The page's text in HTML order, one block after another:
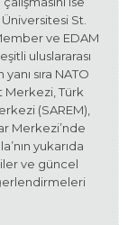
St.
ve EDAM
uluslararası
sıra NATO
Türk
(SAREM),
Merkezi’nde
yukarıda
ve güncel